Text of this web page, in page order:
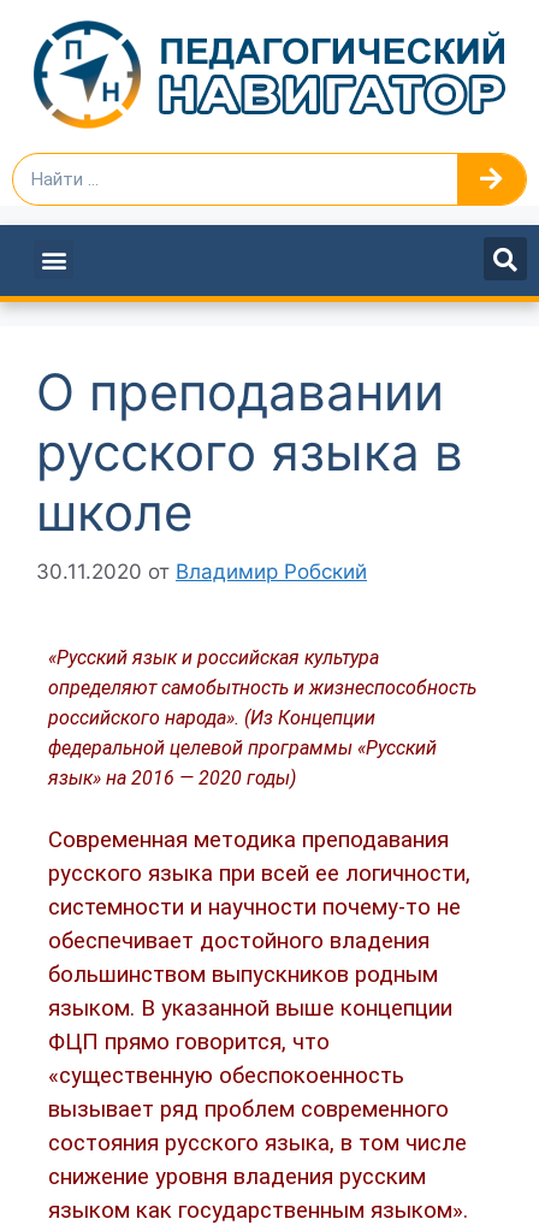
О преподавании
русского языка в
школе
30.11.2020 от Владимир Робский
«Русский язык и российская культура
определяют самобытность и жизнеспособность
российского народа». (Из Концепции
федеральной целевой программы «Русский
язык» на 2016 — 2020 годы)
Современная методика преподавания
русского языка при всей ее логичности,
системности и научности почему-то не
обеспечивает достойного владения
большинством выпускников родным
языком. В указанной выше концепции
ФЦП прямо говорится, что
«существенную обеспокоенность
вызывает ряд проблем современного
состояния русского языка, в том числе
снижение уровня владения русским
языком как государственным языком».